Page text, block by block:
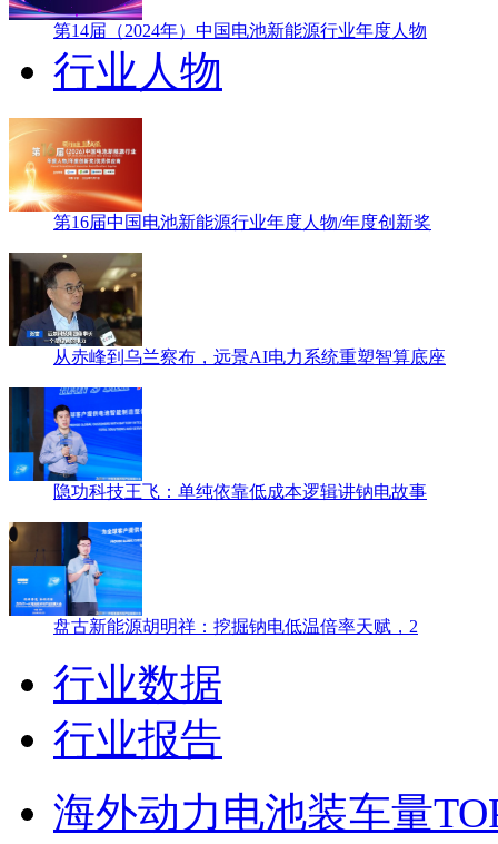
第14届（2024年）中国电池新能源行业年度人物
行业人物
第16届中国电池新能源行业年度人物/年度创新奖
从赤峰到乌兰察布，远景AI电力系统重塑智算底座
隐功科技王飞：单纯依靠低成本逻辑讲钠电故事
盘古新能源胡明祥：挖掘钠电低温倍率天赋，2
行业数据
行业报告
海外动力电池装车量